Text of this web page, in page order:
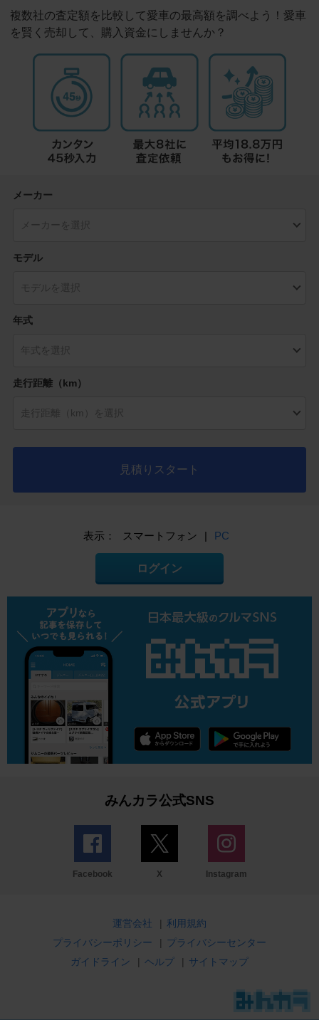
複数社の査定額を比較して愛車の最高額を調べよう！愛車
を賢く売却して、購入資金にしませんか？
メーカー
モデル
年式
走行距離（km）
見積りスタート
表示： スマートフォン | PC
ログイン
みんカラ公式SNS
Facebook X Instagram
運営会社 | 利用規約
プライバシーポリシー
| プライバシーセンター
ガイドライン
| ヘルプ | サイトマップ